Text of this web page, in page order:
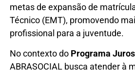
metas de expansão de
Técnico (EMT), promovendo
profissional para a juventude.
No contexto do Programa
ABRASOCIAL busca atender à